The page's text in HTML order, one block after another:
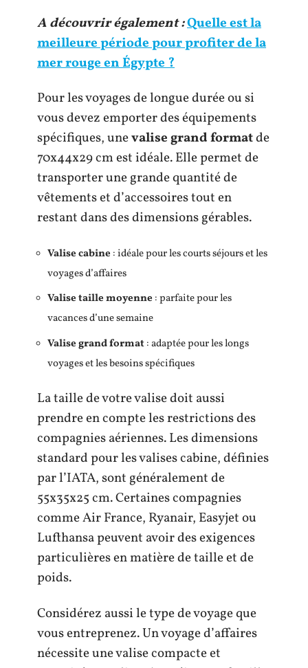
A découvrir également :Quelle est la
meilleure période pour profiter de la
mer rouge en Égypte ?
Pour les voyages de longue durée ou si
vous devez emporter des équipements
spécifiques, unevalise grand formatde
70x44x29 cm est idéale. Elle permet de
transporter une grande quantité de
vêtements et d’accessoires tout en
restant dans des dimensions gérables.
Valise cabine : idéale pour les courts séjours et les
voyages d’affaires
Valise taille moyenne : parfaite pour les
vacances d’une semaine
Valise grand format: adaptée pour les longs
voyages et les besoins spécifiques
La taille de votre valise doit aussi
prendre en compte les restrictions des
compagnies aériennes. Les dimensions
standard pour les valises cabine, définies
par l’IATA, sont généralement de
55x35x25 cm. Certaines compagnies
comme Air France, Ryanair, Easyjet ou
Lufthansa peuvent avoir des exigences
particulières en matière de taille et de
poids.
Considérez aussi le type de voyage que
vous entreprenez. Un voyage d’affaires
nécessite une valise compacte et